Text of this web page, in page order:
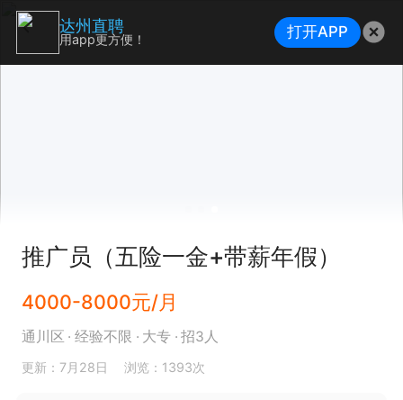
推广员（五险一金+带薪年假）
4000-8000元/月
通川区 经验不限 大专 招3人
更新：7月28日 浏览：1393次
达州直聘
用app更方便！ 打开APP